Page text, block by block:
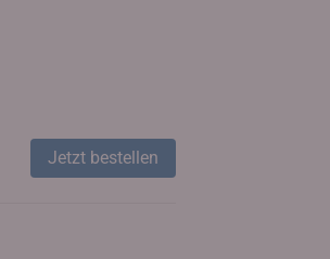
Jetzt bestellen